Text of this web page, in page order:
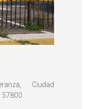
Ciudad
57800